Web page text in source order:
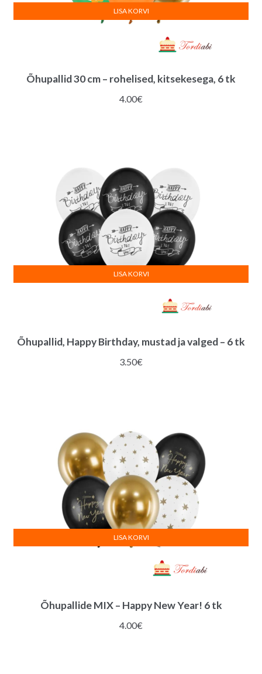
Õhupallid 30 cm – rohelised, kitsekesega, 6 tk
4.00€
LISA KORVI
Õhupallid, Happy Birthday, mustad ja valged – 6 tk
3.50€
LISA KORVI
Õhupallide MIX – Happy New Year! 6 tk
4.00€
LISA KORVI